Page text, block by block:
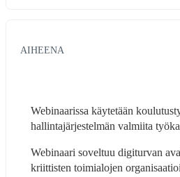
AIHEENA
Webinaarissa käytetään
hallintajärjestelmän valmiita
Webinaari soveltuu digiturvan
kriittisten toimialojen